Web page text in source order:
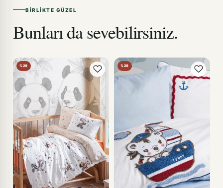
BIRLIKTE GÜZEL
Bunları da sevebilirsiniz.
%29 %29